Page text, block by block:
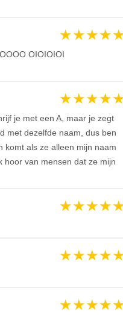
★★★★
OIOIOIOI
★★★★
je met een A, maar je zegt
met dezelfde naam, dus ben
komt als ze alleen mijn naam
hoor van mensen dat ze mijn
★★★★
★★★★
★★★★